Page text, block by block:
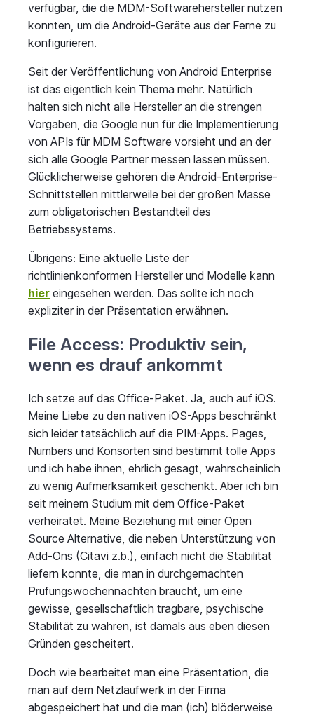
verfügbar, die die MDM-Softwarehersteller nutzen
konnten, um die Android-Geräte aus der Ferne zu
konfigurieren.
Seit der Veröffentlichung von Android Enterprise
ist das eigentlich kein Thema mehr. Natürlich
halten sich nicht alle Hersteller an die strengen
Vorgaben, die Google nun für die Implementierung
von APIs für MDM Software vorsieht und an der
sich alle Google Partner messen lassen müssen.
Glücklicherweise gehören die Android-Enterprise-
Schnittstellen mittlerweile bei der großen Masse
zum obligatorischen Bestandteil des
Betriebssystems.
Übrigens: Eine aktuelle Liste der
richtlinienkonformen Hersteller und Modelle kann
hier eingesehen werden. Das sollte ich noch
expliziter in der Präsentation erwähnen.
File Access: Produktiv sein,
wenn es drauf ankommt
Ich setze auf das Office-Paket. Ja, auch auf iOS.
Meine Liebe zu den nativen iOS-Apps beschränkt
sich leider tatsächlich auf die PIM-Apps. Pages,
Numbers und Konsorten sind bestimmt tolle Apps
und ich habe ihnen, ehrlich gesagt, wahrscheinlich
zu wenig Aufmerksamkeit geschenkt. Aber ich bin
seit meinem Studium mit dem Office-Paket
verheiratet. Meine Beziehung mit einer Open
Source Alternative, die neben Unterstützung von
Add-Ons (Citavi z.b.), einfach nicht die Stabilität
liefern konnte, die man in durchgemachten
Prüfungswochennächten braucht, um eine
gewisse, gesellschaftlich tragbare, psychische
Stabilität zu wahren, ist damals aus eben diesen
Gründen gescheitert.
Doch wie bearbeitet man eine Präsentation, die
man auf dem Netzlaufwerk in der Firma
abgespeichert hat und die man (ich) blöderweise